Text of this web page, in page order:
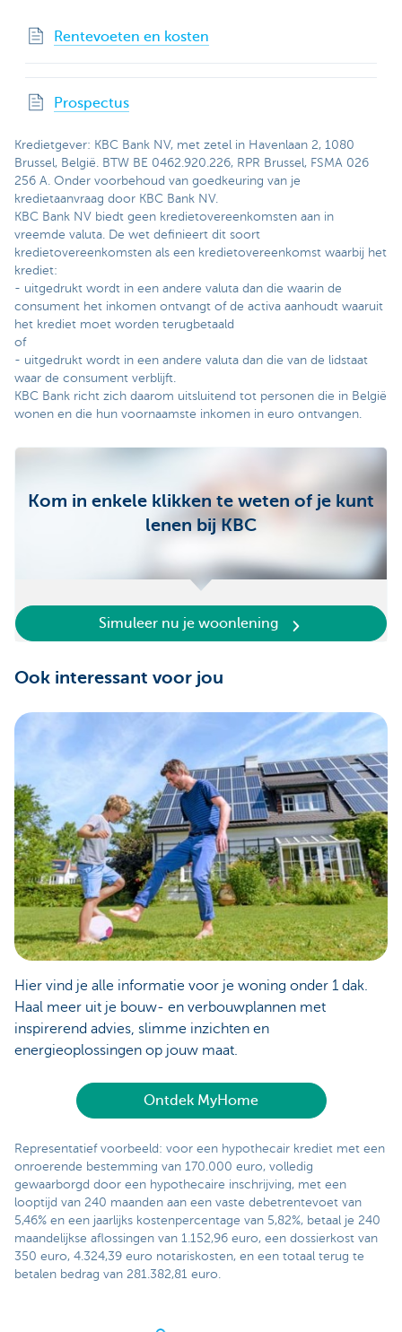
Rentevoeten en kosten
Prospectus
Kredietgever: KBC Bank NV, met zetel in Havenlaan 2, 1080
Brussel, België. BTW BE 0462.920.226, RPR Brussel, FSMA 026
256 A. Onder voorbehoud van goedkeuring van je
kredietaanvraag door KBC Bank NV.
KBC Bank NV biedt geen kredietovereenkomsten aan in
vreemde valuta. De wet definieert dit soort
kredietovereenkomsten als een kredietovereenkomst waarbij het
krediet:
- uitgedrukt wordt in een andere valuta dan die waarin de
consument het inkomen ontvangt of de activa aanhoudt waaruit
het krediet moet worden terugbetaald
of
- uitgedrukt wordt in een andere valuta dan die van de lidstaat
waar de consument verblijft.
KBC Bank richt zich daarom uitsluitend tot personen die in België
wonen en die hun voornaamste inkomen in euro ontvangen.
Kom in enkele klikken te weten of je kunt
lenen bij KBC
Simuleer nu je woonlening
Ook interessant voor jou
Hier vind je alle informatie voor je woning onder 1 dak.
Haal meer uit je bouw- en verbouwplannen met
inspirerend advies, slimme inzichten en
energieoplossingen op jouw maat.
Ontdek MyHome
Representatief voorbeeld: voor een hypothecair krediet met een
onroerende bestemming van 170.000 euro, volledig
gewaarborgd door een hypothecaire inschrijving, met een
looptijd van 240 maanden aan een vaste debetrentevoet van
5,46% en een jaarlijks kostenpercentage van 5,82%, betaal je 240
maandelijkse aflossingen van 1.152,96 euro, een dossierkost van
350 euro, 4.324,39 euro notariskosten, en een totaal terug te
betalen bedrag van 281.382,81 euro.